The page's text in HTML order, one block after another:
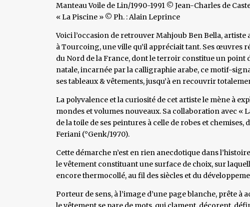
Manteau Voile de Lin/1990-1991 © Jean-Charles de
« La Piscine » © Ph. : Alain Leprince
Voici l’occasion de retrouver Mahjoub Ben Bella,
à Tourcoing, une ville qu’il appréciait tant. Ses œuvres
du Nord de la France, dont le terroir constitue un point
natale, incarnée par la calligraphie arabe, ce motif-
ses tableaux & vêtements, jusqu’à en recouvrir
La polyvalence et la curiosité de cet artiste le mène à
mondes et volumes nouveaux. Sa collaboration avec «
de la toile de ses peintures à celle de robes et
Feriani (°Genk/1970).
Cette démarche n’est en rien anecdotique dans
le vêtement constituant une surface de choix, sur
encore thermocollé, au fil des siècles et du
Porteur de sens, à l’image d’une page blanche, prête